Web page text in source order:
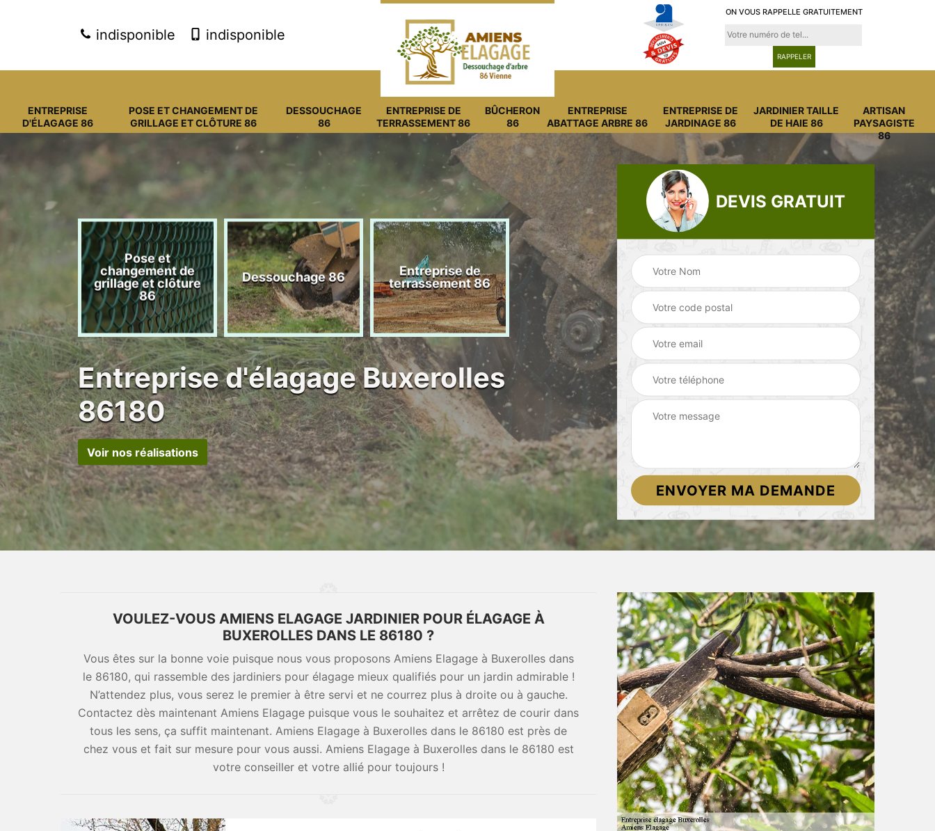
indisponible indisponible
ON VOUS RAPPELLE GRATUITEMENT
ENTREPRISE
D'ÉLAGAGE 86
POSE ET CHANGEMENT DE
GRILLAGE ET CLÔTURE 86
DESSOUCHAGE
86
ENTREPRISE DE
TERRASSEMENT 86
BÛCHERON
86
ENTREPRISE
ABATTAGE ARBRE 86
ENTREPRISE DE
JARDINAGE 86
JARDINIER TAILLE
DE HAIE 86
ARTISAN
PAYSAGISTE
86
Pose et
changement de
grillage et clôture
86
Dessouchage 86
Entreprise de
terrassement 86
Bûcheron 86
Entreprise de
jardinage 86
Entreprise d'élagage Buxerolles
86180
Voir nos réalisations
DEVIS GRATUIT
VOULEZ-VOUS AMIENS ELAGAGE JARDINIER POUR ÉLAGAGE À
BUXEROLLES DANS LE 86180 ?
Vous êtes sur la bonne voie puisque nous vous proposons Amiens Elagage à Buxerolles dans
le 86180, qui rassemble des jardiniers pour élagage mieux qualifiés pour un jardin admirable !
N’attendez plus, vous serez le premier à être servi et ne courrez plus à droite ou à gauche.
Contactez dès maintenant Amiens Elagage puisque vous le souhaitez et arrêtez de courir dans
tous les sens, ça suffit maintenant. Amiens Elagage à Buxerolles dans le 86180 est près de
chez vous et fait sur mesure pour vous aussi. Amiens Elagage à Buxerolles dans le 86180 est
votre conseiller et votre allié pour toujours !